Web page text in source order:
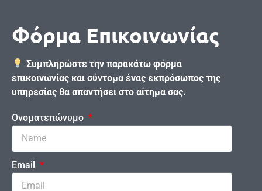
Φόρμα Επικοινωνίας
Συμπληρώστε την παρακάτω φόρμα
επικοινωνίας και σύντομα ένας εκπρόσωπος της
υπηρεσίας θα απαντήσει στο αίτημα σας.
Ονοματεπώνυμο
Email